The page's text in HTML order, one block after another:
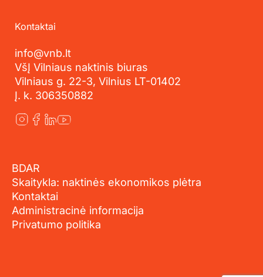
Kontaktai
info@vnb.lt
VšĮ Vilniaus naktinis biuras
Vilniaus g. 22-3, Vilnius LT-01402
Į. k. 306350882
BDAR
Skaitykla: naktinės ekonomikos plėtra
Kontaktai
Administracinė informacija
Privatumo politika